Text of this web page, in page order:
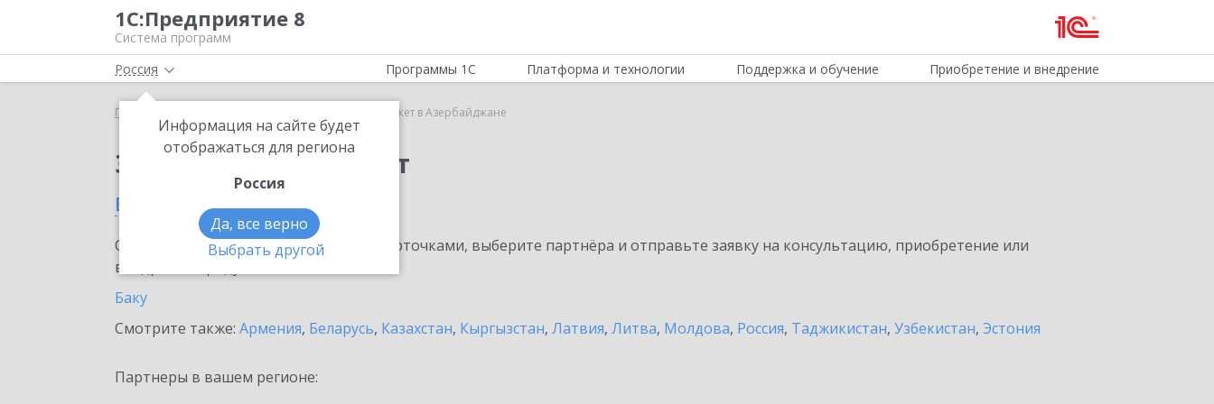
1С:Предприятие 8
Система программ
Россия
Информация на сайте будет
отображаться для региона
Россия
Да, все верно
Выбрать другой
Программы 1С Платформа и технологии Поддержка и обучение Приобретение и внедрение
Главная ИТС Бюджет в Азербайджане
Заказать ИТС Бюджет
в Азербайджане
Ознакомьтесь с информационными карточками, выберите партнёра и отправьте заявку на консультацию, приобретение или
внедрение продукта.
Баку
Смотрите также: Армения, Беларусь, Казахстан, Кыргызстан, Латвия, Литва, Молдова, Россия, Таджикистан, Узбекистан, Эстония
Партнеры в вашем регионе: